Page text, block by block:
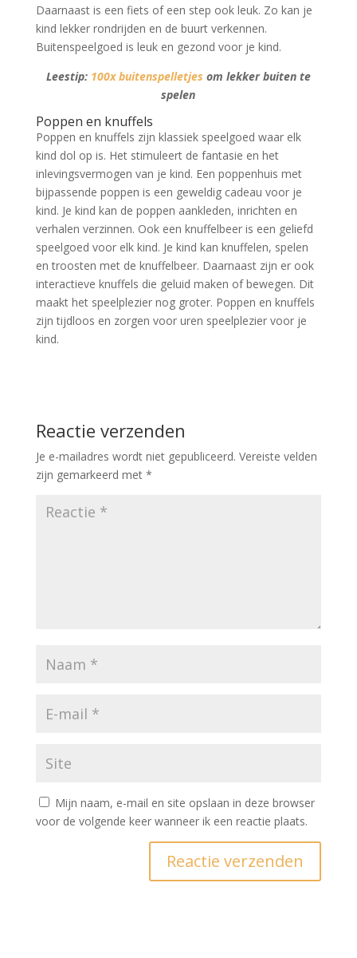
Daarnaast is een fiets of een step ook leuk. Zo kan je
kind lekker rondrijden en de buurt verkennen.
Buitenspeelgoed is leuk en gezond voor je kind.
Leestip: 100x buitenspelletjes om lekker buiten te
spelen
Poppen en knuffels
Poppen en knuffels zijn klassiek speelgoed waar elk
kind dol op is. Het stimuleert de fantasie en het
inlevingsvermogen van je kind. Een poppenhuis met
bijpassende poppen is een geweldig cadeau voor je
kind. Je kind kan de poppen aankleden, inrichten en
verhalen verzinnen. Ook een knuffelbeer is een geliefd
speelgoed voor elk kind. Je kind kan knuffelen, spelen
en troosten met de knuffelbeer. Daarnaast zijn er ook
interactieve knuffels die geluid maken of bewegen. Dit
maakt het speelplezier nog groter. Poppen en knuffels
zijn tijdloos en zorgen voor uren speelplezier voor je
kind.
Reactie verzenden
Je e-mailadres wordt niet gepubliceerd. Vereiste velden
zijn gemarkeerd met *
Mijn naam, e-mail en site opslaan in deze browser
voor de volgende keer wanneer ik een reactie plaats.